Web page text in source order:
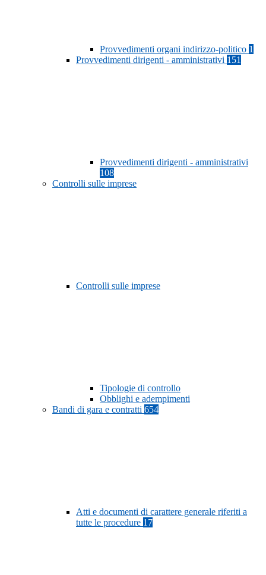
Provvedimenti organi indirizzo-politico 1
Provvedimenti dirigenti - amministrativi 151
Provvedimenti dirigenti - amministrativi
108
Controlli sulle imprese
Controlli sulle imprese
Tipologie di controllo
Obblighi e adempimenti
Bandi di gara e contratti 654
Atti e documenti di carattere generale riferiti a
tutte le procedure 17